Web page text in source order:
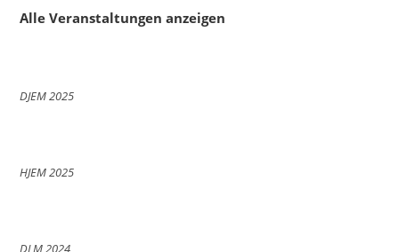
Alle Veranstaltungen anzeigen
DJEM 2025
HJEM 2025
DLM 2024